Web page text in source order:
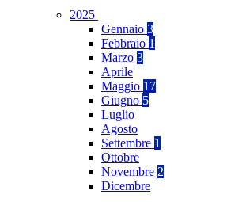
2025
Gennaio 3
Febbraio 1
Marzo 3
Aprile
Maggio 17
Giugno 5
Luglio
Agosto
Settembre 1
Ottobre
Novembre 2
Dicembre